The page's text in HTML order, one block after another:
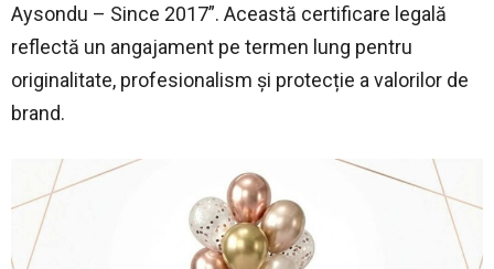
Aysondu – Since 2017”. Această certificare legală
reflectă un angajament pe termen lung pentru
originalitate, profesionalism și protecție a valorilor de
brand.